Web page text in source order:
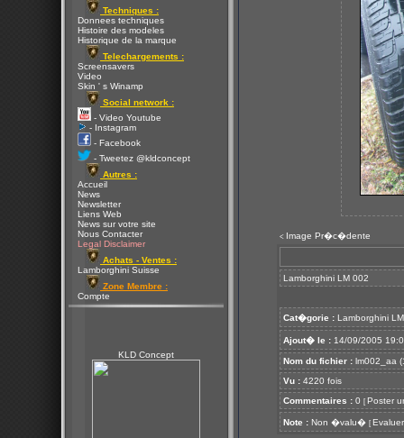
Techniques :
Donnees techniques
Histoire des modeles
Historique de la marque
Telechargements :
Screensavers
Video
Skin ' s Winamp
Social network :
- Video Youtube
- Instagram
- Facebook
- Tweetez @kldconcept
Autres :
Accueil
News
Newsletter
Liens Web
News sur votre site
Nous Contacter
Legal Disclaimer
Achats - Ventes :
Lamborghini Suisse
Zone Membre :
Compte
KLD Concept
< Image Pr�c�dente
Lamborghini LM 002
Cat�gorie : Lamborghini
Ajout� le : 14/09/2005
Nom du fichier : lm002_aa
Vu : 4220 fois
Commentaires : 0 [ Poster
Note : Non �valu� [ Evaluer